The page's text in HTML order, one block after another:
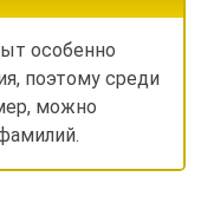
особенно
поэтому среди
можно